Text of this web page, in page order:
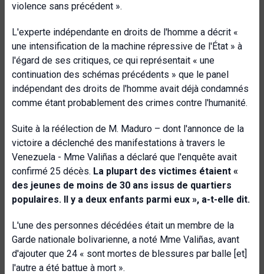
violence sans précédent ».
L'experte indépendante en droits de l'homme a décrit «
une intensification de la machine répressive de l'État » à
l'égard de ses critiques, ce qui représentait « une
continuation des schémas précédents » que le panel
indépendant des droits de l'homme avait déjà condamnés
comme étant probablement des crimes contre l'humanité.
Suite à la réélection de M. Maduro – dont l'annonce de la
victoire a déclenché des manifestations à travers le
Venezuela - Mme Valiñas a déclaré que l'enquête avait
confirmé 25 décès. La plupart des victimes étaient «
des jeunes de moins de 30 ans issus de quartiers
populaires. Il y a deux enfants parmi eux », a-t-elle dit.
L'une des personnes décédées était un membre de la
Garde nationale bolivarienne, a noté Mme Valiñas, avant
d'ajouter que 24 « sont mortes de blessures par balle [et]
l'autre a été battue à mort ».